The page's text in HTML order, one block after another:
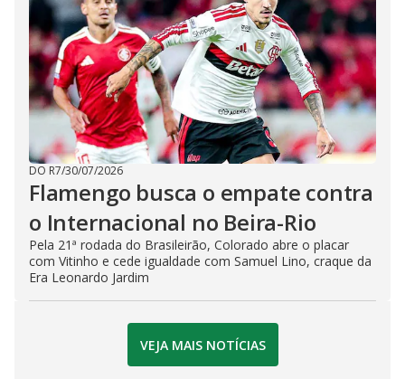
DO R7/30/07/2026
Flamengo busca o empate contra
o Internacional no Beira-Rio
Pela 21ª rodada do Brasileirão, Colorado abre o placar
com Vitinho e cede igualdade com Samuel Lino, craque da
Era Leonardo Jardim
VEJA MAIS NOTÍCIAS